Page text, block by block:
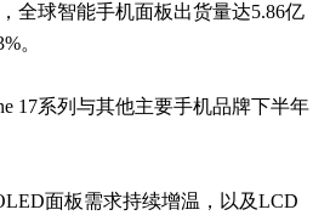
全球智能手机面板出货量达5.86亿
。
17系列与其他主要手机品牌下半年
面板需求持续增温，以及LCD